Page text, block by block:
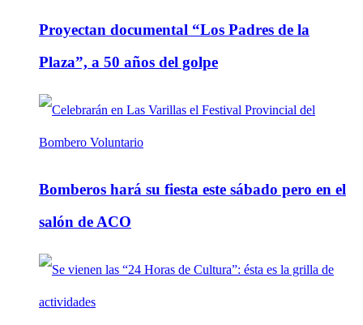
Proyectan documental “Los Padres de la
Plaza”, a 50 años del golpe
Bomberos hará su fiesta este sábado pero en el
salón de ACO